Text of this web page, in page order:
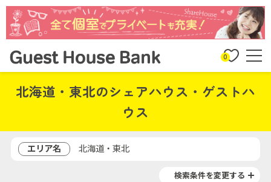
0
北海道・東北のシェアハウス・ゲストハ
ウス
エリア名 北海道・東北
検索条件を変更する